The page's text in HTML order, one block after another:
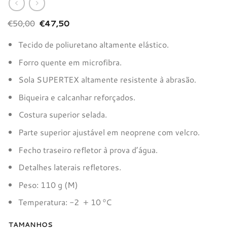
€50,00 O
preço
original
era:
€47,50O
é:
Tecido de poliuretano altamente elástico.
Forro quente em microfibra.
Sola SUPERTEX altamente resistente à abrasão.
Biqueira e calcanhar reforçados.
Costura superior selada.
Parte superior ajustável em neoprene com velcro.
Fecho traseiro refletor à prova d’água.
Detalhes laterais refletores.
Peso: 110 g (M)
Temperatura: -2 + 10 ºC
TAMANHOS